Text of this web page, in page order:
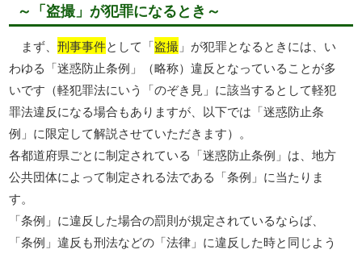
～「盗撮」が犯罪になるとき～
まず、刑事事件として「盗撮 」が犯罪となるときには、い
わゆる「迷惑防止条例」（略称）違反となっていることが多
いです（軽犯罪法にいう「のぞき見」に該当するとして軽犯
罪法違反になる場合もありますが、以下では「迷惑防止条
例」に限定して解説させていただきます）。
各都道府県ごとに制定されている「迷惑防止条例」は、地方
公共団体によって制定される法である「条例」に当たりま
す。
「条例」に違反した場合の罰則が規定されているならば、
「条例」違反も刑法などの「法律」に違反した時と同じよう